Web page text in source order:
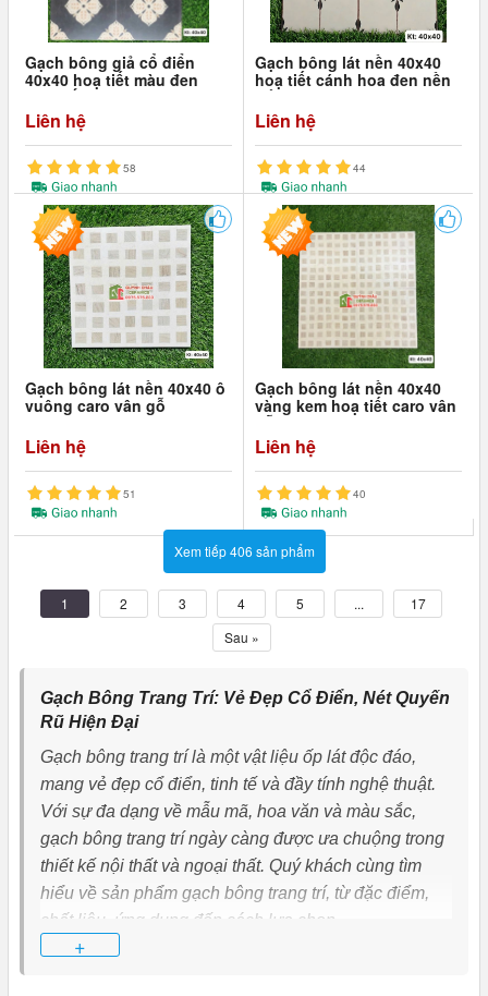
Gạch bông giả cổ điển
40x40 hoạ tiết màu đen
kem đối xứng
Liên hệ
58
Gạch bông lát nền 40x40
hoạ tiết cánh hoa đen nền
trắng kem
Liên hệ
44
Gạch bông lát nền 40x40 ô
vuông caro vân gỗ
Liên hệ
51
Gạch bông lát nền 40x40
vàng kem hoạ tiết caro vân
gỗ
Liên hệ
40
Xem tiếp 406 sản phẩm
1 2 3 4 5 ...
17
Sau »
Gạch Bông Trang Trí: Vẻ Đẹp Cổ Điển, Nét Quyến
Rũ Hiện Đại
Gạch bông trang trí là một vật liệu ốp lát độc đáo,
mang vẻ đẹp cổ điển, tinh tế và đầy tính nghệ thuật.
Với sự đa dạng về mẫu mã, hoa văn và màu sắc,
gạch bông trang trí ngày càng được ưa chuộng trong
thiết kế nội thất và ngoại thất. Quý khách cùng tìm
hiểu về sản phẩm gạch bông trang trí, từ đặc điểm,
chất liệu, ứng dụng đến cách lựa chọn.
+